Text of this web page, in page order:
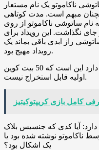
ناکاموتو یک نام مستعار
مبهم است. مدت کوتاهی
ساتوشی ناکاموتو از روی
جای نگذاشت. این رویداد برای
راز ابدی باقی بماند یک
رویداد مهیج بود.
قانونی که در مورد بیت کوین وجود دارد این است که 50 بیت کوین
اولیه قابل استخراج نیست.
آیا کدی که جنسیس بلاک
ناکاموتو نوشته شده بود یا
یک اشکال بود؟